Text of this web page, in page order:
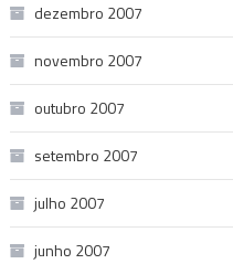
dezembro 2007
novembro 2007
outubro 2007
setembro 2007
julho 2007
junho 2007